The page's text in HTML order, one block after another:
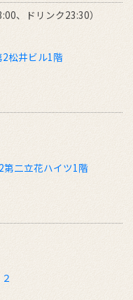
、ドリンク23:30）
松井ビル1階
二立花ハイツ1階